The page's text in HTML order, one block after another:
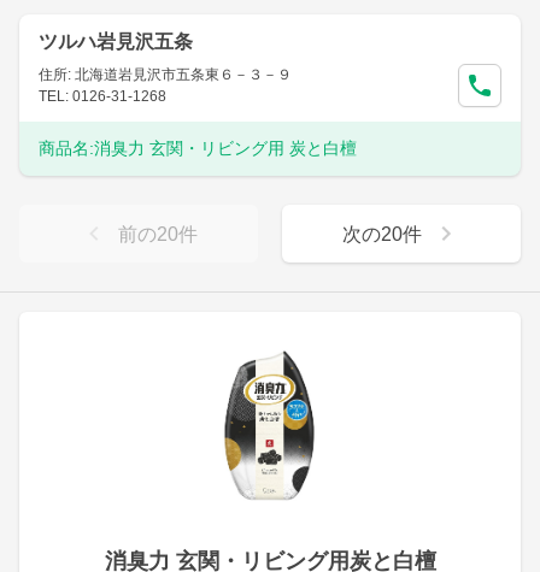
消臭力 玄関・リビング用炭と白檀
ツルハ岩見沢五条
住所: 北海道岩見沢市五条東６－３－９
TEL: 0126-31-1268
商品名:消臭力 玄関・リビング用 炭と白檀
前の20件 次の20件